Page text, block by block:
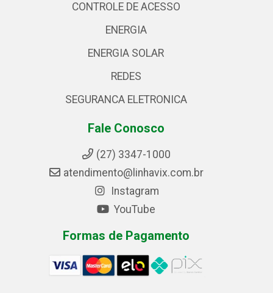
CONTROLE DE ACESSO
ENERGIA
ENERGIA SOLAR
REDES
SEGURANCA ELETRONICA
Fale Conosco
(27) 3347-1000
atendimento@linhavix.com.br
Instagram
YouTube
Formas de Pagamento